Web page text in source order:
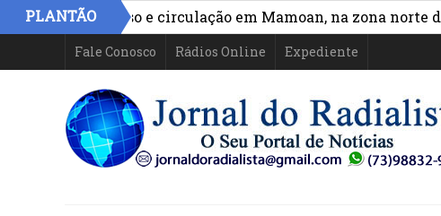
PLANTÃO
acesso e circulação em Mamoan, na zona norte de Ilhéus
Fale Conosco Rádios Online Expediente